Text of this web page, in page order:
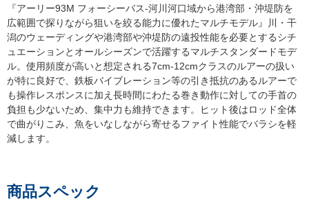
『アーリー93M フォーシーバス-河川河口域から港湾部・沖堤防を
広範囲で探りながら狙いを絞る能力に優れたマルチモデル』川・干
潟のウェーディングや港湾部や沖堤防の遠投性能を必要とするシチ
ュエーションとオールシーズンで活躍するマルチスタンダードモデ
ル。使用頻度が高いと想定される7cm-12cmクラスのルアーの扱い
が特に良好で、鉄板バイブレーション等の引き抵抗のあるルアーで
も操作レスポンスに加え長時間にわたる巻き動作に対しての手首の
負担も少ないため、集中力も維持できます。ヒット後はロッド全体
で曲がりこみ、魚をいなしながら寄せるファイト性能でバラシを軽
減します。
商品スペック